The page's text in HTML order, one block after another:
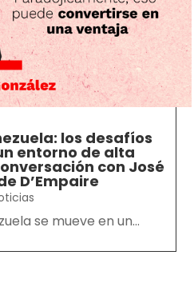
los desafíos
entorno de alta
con José
D’Empaire
se mueve en un...